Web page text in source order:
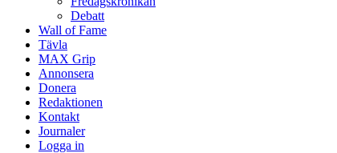
Debatt
Wall of Fame
Tävla
MAX Grip
Annonsera
Donera
Redaktionen
Kontakt
Journaler
Logga in